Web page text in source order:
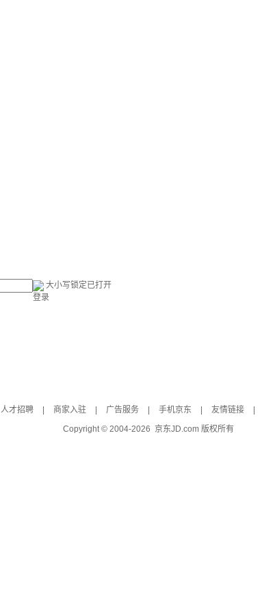
大小写锁定已打开
登录
人才招聘 商家入驻 广告服务 手机京东 友情链接
Copyright © 2004-2026 京东JD.com 版权所有